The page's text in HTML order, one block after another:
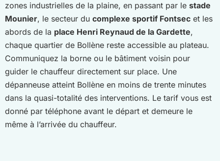
zones industrielles de la plaine, en passant par le stade
Mounier, le secteur du complexe sportif Fontsec et les
abords de la place Henri Reynaud de la Gardette,
chaque quartier de Bollène reste accessible au plateau.
Communiquez la borne ou le bâtiment voisin pour
guider le chauffeur directement sur place. Une
dépanneuse atteint Bollène en moins de trente minutes
dans la quasi-totalité des interventions. Le tarif vous est
donné par téléphone avant le départ et demeure le
même à l’arrivée du chauffeur.